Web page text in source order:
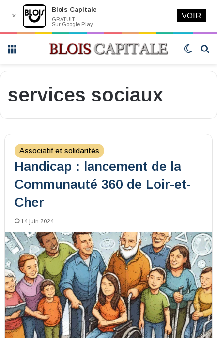
Switch
services sociaux
Associatif et solidarités
Handicap : lancement de la
Communauté 360 de Loir-et-
Cher
14 juin 2024
✕
Blois Capitale
GRATUIT
Sur Google Play
VOIR